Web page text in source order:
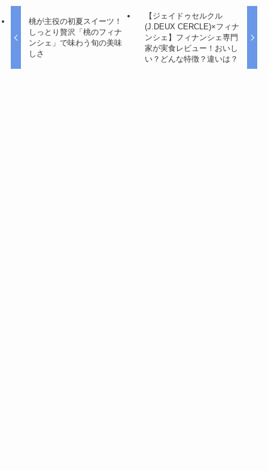
桃が主役の初夏スイーツ！
しっとり贅沢「桃のフィナ
ンシェ」で味わう旬の美味
しさ
【ジェイドゥセルクル
(J.DEUX CERCLE)×フィナ
ンシェ】フィナンシェ専門
家が実食レビュー！おいし
い？どんな特徴？違いは？